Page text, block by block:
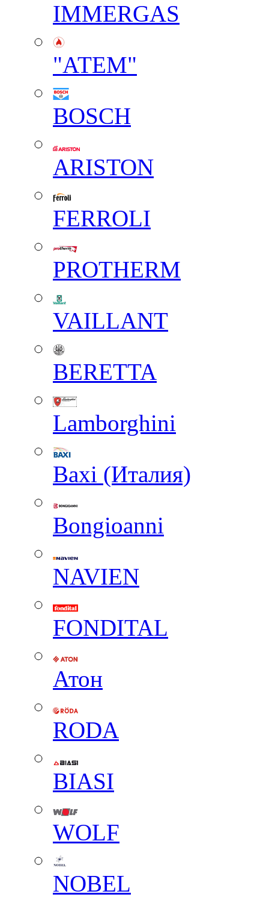
IMMERGAS
"АТЕМ"
BOSCH
ARISTON
FERROLI
PROTHERM
VAILLANT
BERETTA
Lamborghini
Baxi (Италия)
Вongioanni
NAVIEN
FONDITAL
Атон
RODA
BIASI
WOLF
NOBEL